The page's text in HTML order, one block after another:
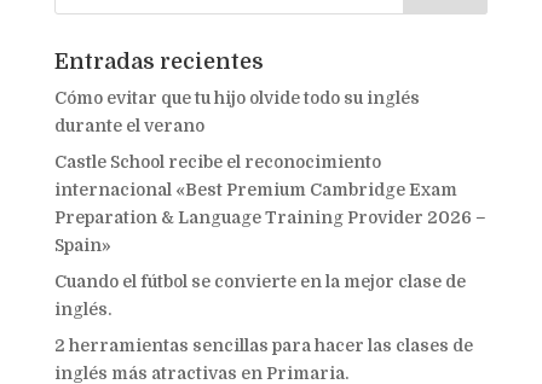
Entradas recientes
Cómo evitar que tu hijo olvide todo su inglés
durante el verano
Castle School recibe el reconocimiento
internacional «Best Premium Cambridge Exam
Preparation & Language Training Provider 2026 –
Spain»
Cuando el fútbol se convierte en la mejor clase de
inglés.
2 herramientas sencillas para hacer las clases de
inglés más atractivas en Primaria.